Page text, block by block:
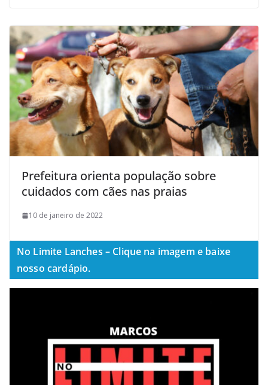
Prefeitura orienta população sobre
cuidados com cães nas praias
10 de janeiro de 2022
No Limite Lanches – Clique na imagem e baixe
nosso cardápio.